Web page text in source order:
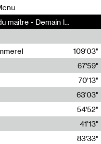
- Demain les chiens (3)
109'03"
67'59"
70'13"
63'03"
54'52"
41'13"
83'33"